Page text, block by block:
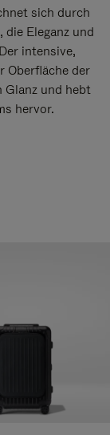
sich durch
Eleganz und
intensive,
Oberfläche der
Glanz und hebt
hervor.